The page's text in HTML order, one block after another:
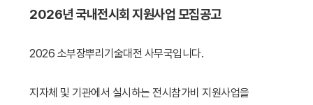
2026년 국내전시회 지원사업 모집공고
2026 소부장뿌리기술대전 사무국입니다.
지자체 및 기관에서 실시하는 전시참가비 지원사업을